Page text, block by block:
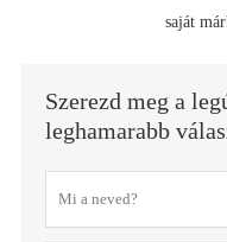
saját
Szerezd meg a
leghamarabb